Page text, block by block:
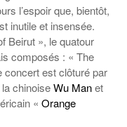
l’espoir que, bientôt,
inutile et insensée.
Beirut », le quatour
composés : « The
concert est clôturé par
chinoiseWu Manet
« Orange